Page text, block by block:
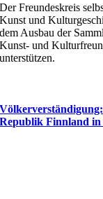
Der Freundeskreis
Kunst und
dem Ausbau der
Kunst- und
unterstützen.
Republik Finnland in